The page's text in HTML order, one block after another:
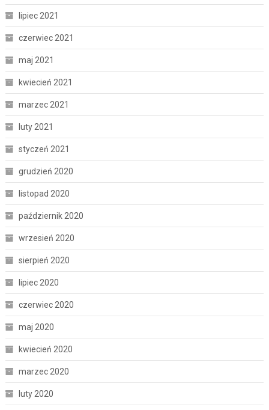
lipiec 2021
czerwiec 2021
maj 2021
kwiecień 2021
marzec 2021
luty 2021
styczeń 2021
grudzień 2020
listopad 2020
październik 2020
wrzesień 2020
sierpień 2020
lipiec 2020
czerwiec 2020
maj 2020
kwiecień 2020
marzec 2020
luty 2020